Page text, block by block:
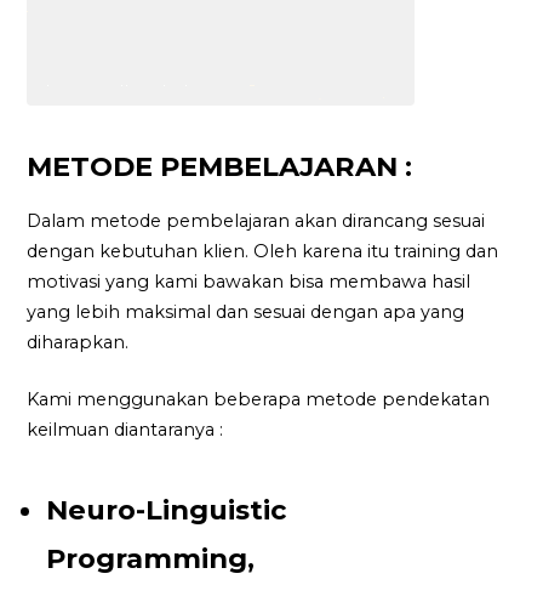
METODE PEMBELAJARAN :
Dalam metode pembelajaran akan dirancang sesuai
dengan kebutuhan klien. Oleh karena itu training dan
motivasi yang kami bawakan bisa membawa hasil
yang lebih maksimal dan sesuai dengan apa yang
diharapkan.
Kami menggunakan beberapa metode pendekatan
keilmuan diantaranya :
Neuro-Linguistic
Programming,